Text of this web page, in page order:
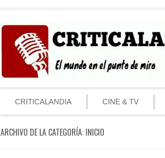
Menú
CRITICALANDIA
CINE & TV
ARCHIVO DE LA CATEGORÍA: INICIO